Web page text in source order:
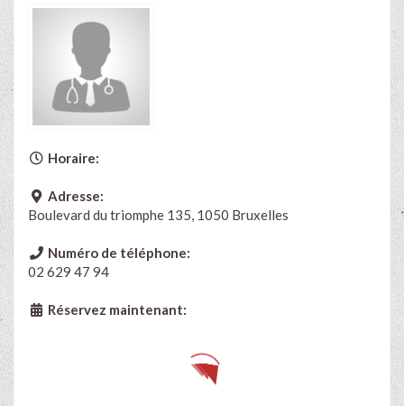
Horaire:
Adresse:
Boulevard du triomphe 135, 1050 Bruxelles
Numéro de téléphone:
02 629 47 94
Réservez maintenant: